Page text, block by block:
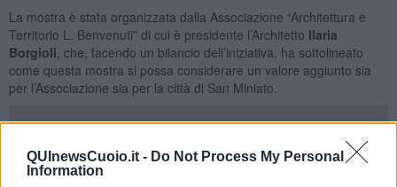
QUInewsCuoio.it - Do Not Process My Personal
Information
La mostra è stata organizzata dalla Associazione “Architettura e
Territorio L. Benvenuti” di cui è presidente l’Architetto Ilaria
Borgioli , che, facendo un bilancio dell’iniziativa, ha sottolineato
come questa mostra si possa considerare un valore aggiunto sia
per l’Associazione sia per la città di San Miniato.
La mostra infatti,allestita proprio nel cuore di San Miniato